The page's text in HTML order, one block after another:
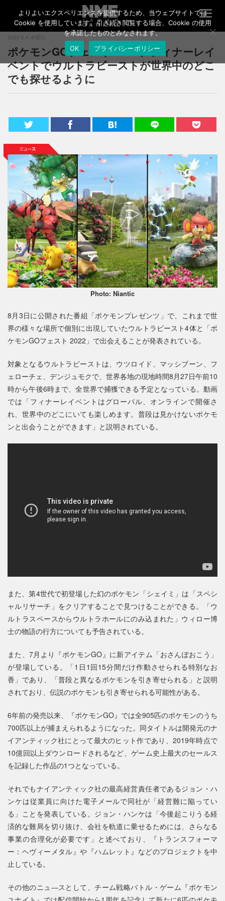
T
o
g
l
e
n
a
n
2022.8.4 木曜日
ポケモンGOフェスト 2022、フィナーレイ
ベントでウルトラビーストが世界中のどこ
でも探せるように
Photo: Niantic
8月3日に公開された番組「ポケモンプレゼンツ」で、これまで世
界の様々な場所で個別に出現していたウルトラビースト4体と「ポ
ケモンGOフェスト 2022」で出会えることが発表されている。
対象となるウルトラビーストは、ウツロイド、マッシブーン、フ
ェローチェ、デンジュモクで、世界各地の現地時間8月27日午前10
時から午後6時まで、全世界で捕獲できる予定となっている。動画
では「フィナーレイベントはグローバル、オンラインで開催さ
れ、世界中のどこにいても楽しめます。普段は見かけないポケモ
ンと出会うことができます」と説明されている。
また、第4世代で初登場した幻のポケモン「シェイミ」は「スペシ
ャルリサーチ」をクリアすることで見つけることができる。「ウ
ルトラスペースからウルトラホールにのみ込まれた」ウィロー博
士の物語の行方についても予告されている。
また、7月より『ポケモンGO』に新アイテム「おさんぽおこう」
が登場している。「1日1回15分間だけ作動させられる特別なお
香」であり、「普段と異なるポケモンを引き寄せられる」と説明
されており、伝説のポケモンも引き寄せられる可能性がある。
6年前の発売以来、『ポケモンGO』では全905匹のポケモンのうち
700匹以上が捕まえられるようになった。同タイトルは開発元のナ
イアンティック社にとって最大のヒット作であり、2019年時点で
10億回以上ダウンロードされるなど、ゲーム史上最大のセールス
を記録した作品の1つとなっている。
それでもナイアンティック社の最高経営責任者であるジョン・ハ
ンケは従業員に向けた電子メールで同社が「経営難に陥ってい
る」ことを発表している。ジョン・ハンケは「今後起こりうる経
済的な難局を切り抜け、会社を軌道に乗せるためには、さらなる
事業の合理化が必要です」と述べており、『トランスフォーマ
ー：ヘヴィーメタル』や『ハムレット』などのプロジェクトを中
止している。
その他のニュ―スとして、チーム戦略バトル・ゲーム『ポケモン
よりよいエクスペリエンスを提供するため、当ウェブサイトでは
Cookie を使用しています。引き続き閲覧する場合、Cookie の使用
を承諾したものとみなされます。
OK
プライバシーポリシー